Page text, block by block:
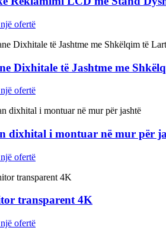
ofertë
Dixhitale të Jashtme me
ofertë
dixhital i montuar në mur për
ofertë
transparent 4K
ofertë